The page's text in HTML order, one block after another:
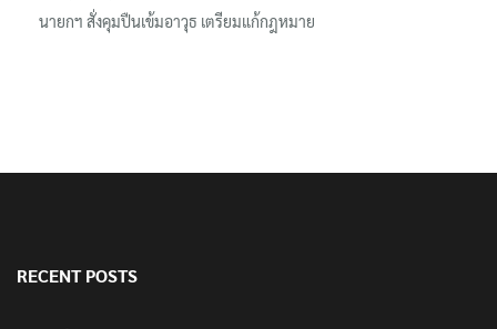
นายกฯ สั่งคุมปืนเข้มอาวุธ เตรียมแก้กฎหมาย
RECENT POSTS